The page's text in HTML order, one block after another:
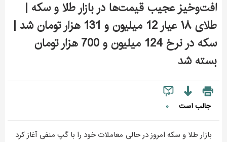
تهرانی‌ها امروز منتظر وزش باد و آسمان نیمه‌ابری باشند
دستگیری ۸ نفر از اشرار مسلح شاخص و مرتبطین گروهک‌های تروریستی
چرا قبض برق برخی مشترکان چند برابر می‌شود؟
فروش سینما «عصر جدید» جدی است/اینجا دیگر به درد تئاتر می‌خورد
وضعیت بازار مسکن در مرداد/بخر و بفروش‌ها دست از کار کشیدند
افت‌وخیز عجیب قیمت‌ها در بازار طلا و سکه |
طلای ۱۸ عیار 12 میلیون و 131 هزار تومان شد |
سکه در نرخ 124 میلیون و 700 هزار تومان
بسته شد
جالب است ۰
بازار طلا و سکه امروز در حالی معاملات خود را با گپ منفی آغاز کرد